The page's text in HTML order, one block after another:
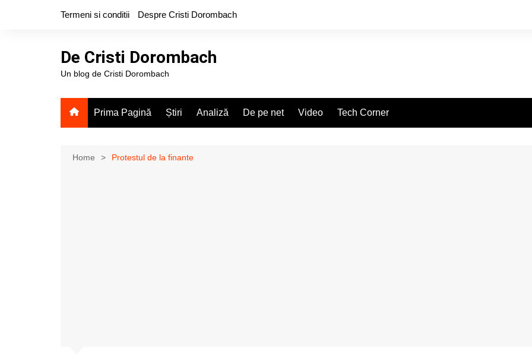
Termeni si conditii Despre Cristi Dorombach
De Cristi Dorombach
Un blog de Cristi Dorombach
Prima Pagină Știri Analiză De pe net Video Tech Corner
Home Protestul de la finante